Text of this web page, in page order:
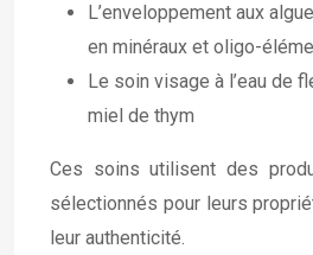
L’enveloppement aux
en minéraux et oligo-
Le soin visage à l’eau de
miel de thym
Ces soins utilisent des
sélectionnés pour leurs
leur authenticité.